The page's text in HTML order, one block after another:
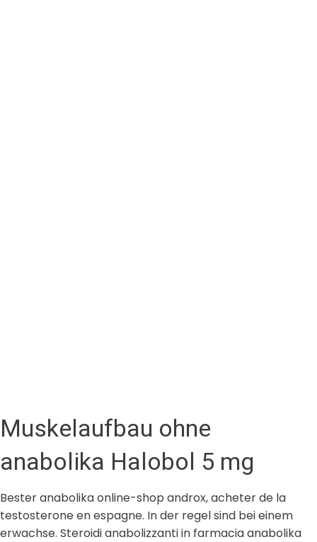
Muskelaufbau ohne
anabolika Halobol 5 mg
Bester anabolika online-shop androx, acheter de la
testosterone en espagne. In der regel sind bei einem
erwachse. Steroidi anabolizzanti in farmacia anabolika